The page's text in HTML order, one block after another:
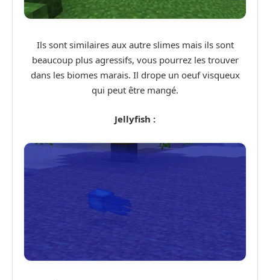
Ils sont similaires aux autre slimes mais ils sont
beaucoup plus agressifs, vous pourrez les trouver
dans les biomes marais. Il drope un oeuf visqueux
qui peut être mangé.
Jellyfish :